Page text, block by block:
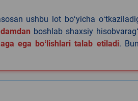
ushbu lot boʻyicha
boshlab shaxsiy
ega boʻlishlari talab etiladi.